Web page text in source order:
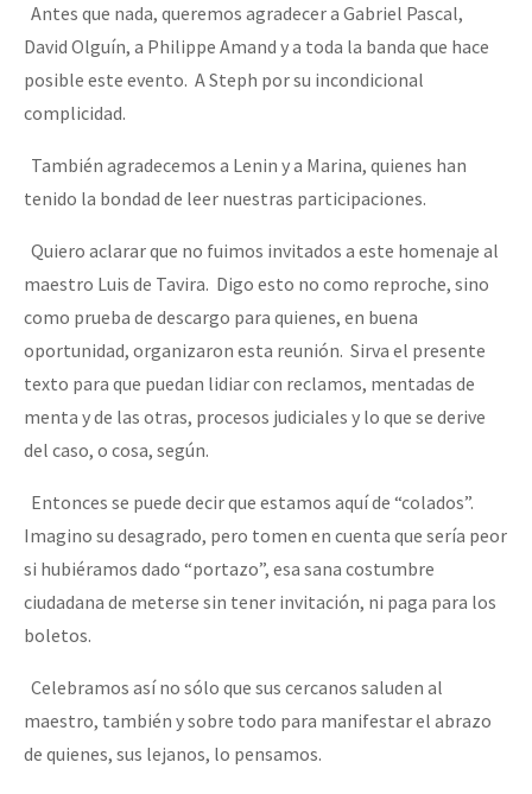
Antes que nada, queremos agradecer a Gabriel Pascal,
David Olguín, a Philippe Amand y a toda la banda que hace
posible este evento. A Steph por su incondicional
complicidad.
También agradecemos a Lenin y a Marina, quienes han
tenido la bondad de leer nuestras participaciones.
Quiero aclarar que no fuimos invitados a este homenaje al
maestro Luis de Tavira. Digo esto no como reproche, sino
como prueba de descargo para quienes, en buena
oportunidad, organizaron esta reunión. Sirva el presente
texto para que puedan lidiar con reclamos, mentadas de
menta y de las otras, procesos judiciales y lo que se derive
del caso, o cosa, según.
Entonces se puede decir que estamos aquí de “colados”.
Imagino su desagrado, pero tomen en cuenta que sería peor
si hubiéramos dado “portazo”, esa sana costumbre
ciudadana de meterse sin tener invitación, ni paga para los
boletos.
Celebramos así no sólo que sus cercanos saluden al
maestro, también y sobre todo para manifestar el abrazo
de quienes, sus lejanos, lo pensamos.